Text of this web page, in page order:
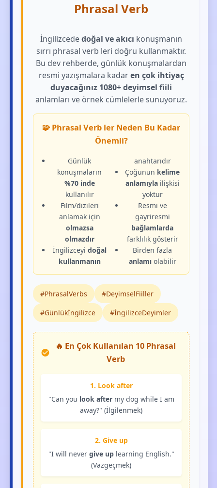
Phrasal Verb
İngilizcededoğal ve akıcı konuşmanın
sırrı phrasal verb leri doğru kullanmaktır.
Bu dev rehberde, günlük konuşmalardan
resmi yazışmalara kadaren çok ihtiyaç
duyacağınız 1080+ deyimsel fiili
anlamları ve örnek cümlelerle sunuyoruz.
🧩 Phrasal Verb ler Neden Bu Kadar
Önemli?
Günlük
konuşmaların
%70 inde
kullanılır
Film/dizileri
anlamak için
olmazsa
olmazdır
İngilizceyi doğal
kullanmanın
anahtarıdır
Çoğunun kelime
anlamıylailişkisi
yoktur
Resmi ve
gayriresmi
bağlamlarda
farklılık gösterir
Birden fazla
anlamıolabilir
#PhrasalVerbs #DeyimselFiiller
#Günlükİngilizce #İngilizceDeyimler
🔥 En Çok Kullanılan 10 Phrasal
Verb
1. Look after
"Can you look aftermy dog while I am
away?" (İlgilenmek)
2. Give up
"I will never give uplearning English."
(Vazgeçmek)